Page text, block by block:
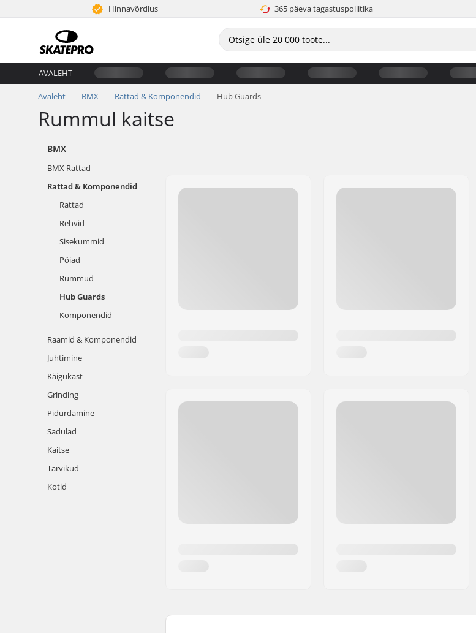
Hinnavõrdlus 365 päeva tagastuspoliitika
AVALEHT
Avaleht BMX Rattad & Komponendid Hub Guards
Rummul kaitse
BMX
BMX Rattad
Rattad & Komponendid
Rattad
Rehvid
Sisekummid
Pöiad
Rummud
Hub Guards
Komponendid
Raamid & Komponendid
Juhtimine
Käigukast
Grinding
Pidurdamine
Sadulad
Kaitse
Tarvikud
Kotid